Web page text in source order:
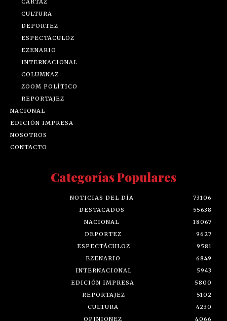
CARTAZ
CULTURA
DEPORTEZ
ESPECTÁCULOZ
EZENARIO
INTERNACIONAL
COLUMNAZ
ZOOM POLÍTICO
REPORTAJEZ
NACIONAL
EDICIÓN IMPRESA
NOSOTROS
CONTACTO
Categorías Populares
NOTICIAS DEL DÍA
73106
DESTACADOS
55638
NACIONAL
18067
DEPORTEZ
9627
ESPECTÁCULOZ
9581
EZENARIO
6849
INTERNACIONAL
5943
EDICIÓN IMPRESA
5800
REPORTAJEZ
5102
CULTURA
4230
OPINIONEZ
4066